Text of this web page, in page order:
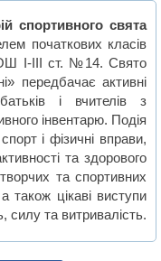
спортивного свята
початкових класів
І-ІІІ ст. №14. Свято
передбачає активні
і вчителів з
інвентарю. Подія
і фізичні вправи,
та здорового
та спортивних
також цікаві виступи
силу та витривалість.